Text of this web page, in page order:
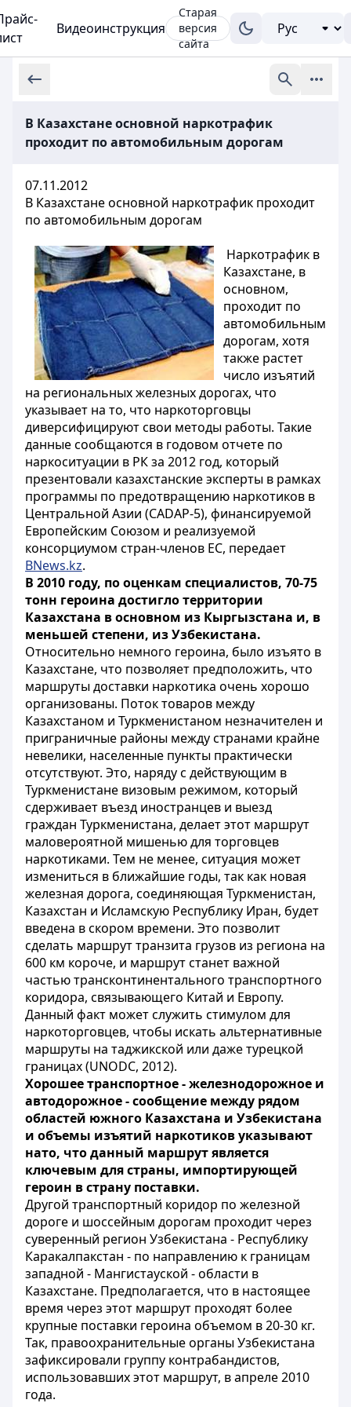
Видеоинструкция
Старая
версия
сайта
В Казахстане основной наркотрафик
проходит по автомобильным дорогам
07.11.2012
В Казахстане основной наркотрафик проходит
по автомобильным дорогам
Наркотрафик в
Казахстане, в
основном,
проходит по
автомобильным
дорогам, хотя
также растет
число изъятий
на региональных железных дорогах, что
указывает на то, что наркоторговцы
диверсифицируют свои методы работы. Такие
данные сообщаются в годовом отчете по
наркоситуации в РК за 2012 год, который
презентовали казахстанские эксперты в рамках
программы по предотвращению наркотиков в
Центральной Азии (CADAP-5), финансируемой
Европейским Союзом и реализуемой
консорциумом стран-членов ЕС, передает
BNews.kz.
В 2010 году, по оценкам специалистов, 70-75
тонн героина достигло территории
Казахстана в основном из Кыргызстана и, в
меньшей степени, из Узбекистана.
Относительно немного героина, было изъято в
Казахстане, что позволяет предположить, что
маршруты доставки наркотика очень хорошо
организованы. Поток товаров между
Казахстаном и Туркменистаном незначителен и
приграничные районы между странами крайне
невелики, населенные пункты практически
отсутствуют. Это, наряду с действующим в
Туркменистане визовым режимом, который
сдерживает въезд иностранцев и выезд
граждан Туркменистана, делает этот маршрут
маловероятной мишенью для торговцев
наркотиками. Тем не менее, ситуация может
измениться в ближайшие годы, так как новая
железная дорога, соединяющая Туркменистан,
Казахстан и Исламскую Республику Иран, будет
введена в скором времени. Это позволит
сделать маршрут транзита грузов из региона на
600 км короче, и маршрут станет важной
частью трансконтинентального транспортного
коридора, связывающего Китай и Европу.
Данный факт может служить стимулом для
наркоторговцев, чтобы искать альтернативные
маршруты на таджикской или даже турецкой
границах (UNODC, 2012).
Хорошее транспортное - железнодорожное и
автодорожное - сообщение между рядом
областей южного Казахстана и Узбекистана
и объемы изъятий наркотиков указывают
нато, что данный маршрут является
ключевым для страны, импортирующей
героин в страну поставки.
Другой транспортный коридор по железной
дороге и шоссейным дорогам проходит через
суверенный регион Узбекистана - Республику
Каракалпакстан - по направлению к границам
западной - Мангистауской - области в
Казахстане. Предполагается, что в настоящее
время через этот маршрут проходят более
крупные поставки героина объемом в 20-30 кг.
Так, правоохранительные органы Узбекистана
зафиксировали группу контрабандистов,
использовавших этот маршрут, в апреле 2010
года.